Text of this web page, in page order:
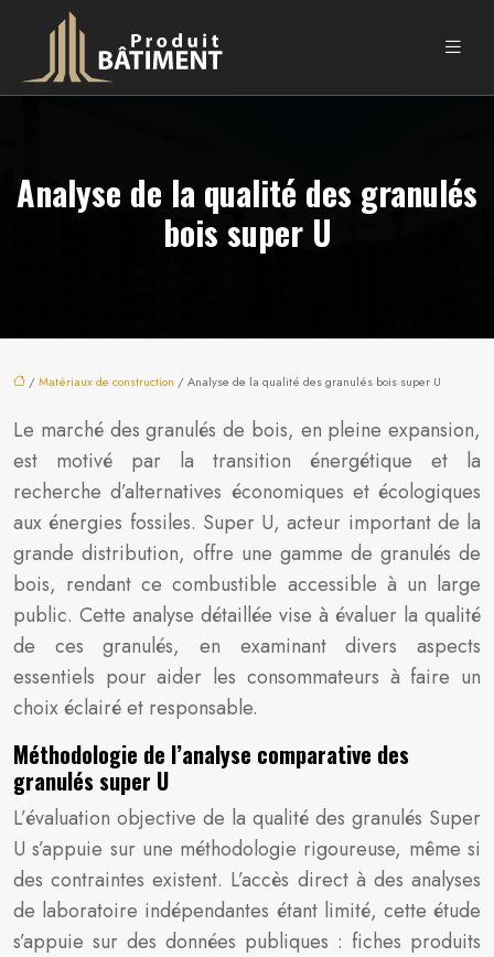
Analyse de la qualité des granulés
bois super U
/Matériaux de construction / Analyse de la qualité des granulés bois super U
Le marché des granulés de bois, en pleine expansion,
est motivé par la transition énergétique et la
recherche d’alternatives économiques et écologiques
aux énergies fossiles. Super U, acteur important de la
grande distribution, offre une gamme de granulés de
bois, rendant ce combustible accessible à un large
public. Cette analyse détaillée vise à évaluer la qualité
de ces granulés, en examinant divers aspects
essentiels pour aider les consommateurs à faire un
choix éclairé et responsable.
Méthodologie de l’analyse comparative des
granulés super U
L’évaluation objective de la qualité des granulés Super
U s’appuie sur une méthodologie rigoureuse, même si
des contraintes existent. L’accès direct à des analyses
de laboratoire indépendantes étant limité, cette étude
s’appuie sur des données publiques : fiches produits